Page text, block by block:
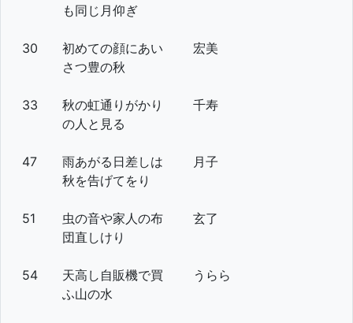
も同じ月仰ぎ
30
初めての顔にあい
さつ豊の秋
宏美
33
秋の虹通りがかり
の人と見る
千寿
47
雨あがる日差しは
秋を告げてをり
月子
51
虫の音や家人の布
団直しけり
玄了
54
天高し自販機で買
ふ山の水
うらら